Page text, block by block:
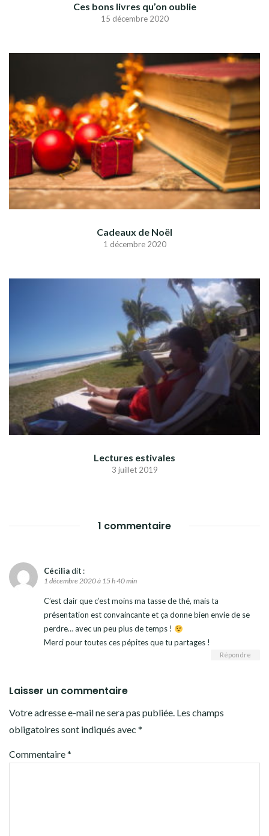
Ces bons livres qu’on oublie
15 décembre 2020
Cadeaux de Noël
1 décembre 2020
Lectures estivales
3 juillet 2019
1 commentaire
Céciliadit :
1 décembre 2020 à 15 h 40 min
C’est clair que c’est moins ma tasse de thé, mais ta
présentation est convaincante et ça donne bien envie de se
perdre… avec un peu plus de temps !
Merci pour toutes ces pépites que tu partages !
Répondre
Laisser un commentaire
Votre adresse e-mail ne sera pas publiée. Les champs
obligatoires sont indiqués avec *
Commentaire*